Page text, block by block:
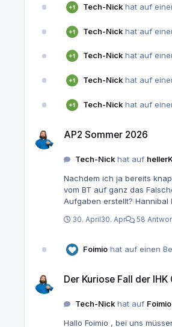
Tech-Nick hat auf
Tech-Nick hat auf
Tech-Nick hat auf
Tech-Nick hat auf
Tech-Nick hat auf
AP2 Sommer 2026
Tech-Nick hat auf
Nachdem ich ja bereits
vom BT auf ganz das
Aufgaben erstellt? Hannibal
30. April 30. Apr 58
Foimio hat auf einen
Der Kuriose Fall der
Tech-Nick hat auf Foimio
Hallo Foimio , bei uns